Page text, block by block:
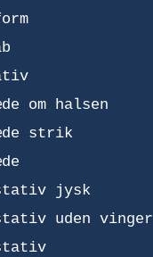
om halsen
strik
jysk
uden vinger